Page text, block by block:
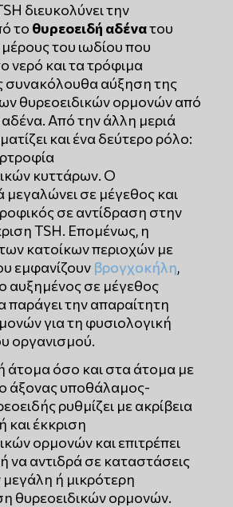
διευκολύνει την
το θυρεοειδή αδένατου
του ιωδίου που
νερό και τα τρόφιμα
συνακόλουθα αύξηση της
θυρεοειδικών ορμονών από
Από την άλλη μεριά
και ένα δεύτερο ρόλο:
κυττάρων. Ο
μεγαλώνει σε μέγεθος και
σε αντίδραση στην
TSH. Επομένως, η
κατοίκων περιοχών με
εμφανίζουν βρογχοκήλη,
αυξημένος σε μέγεθος
παράγει την απαραίτητη
για τη φυσιολογική
οργανισμού.
άτομα όσο και στα άτομα με
άξονας υποθάλαμος-
ρυθμίζει με ακρίβεια
έκκριση
ορμονών και επιτρέπει
να αντιδρά σε καταστάσεις
ή μικρότερη
θυρεοειδικών ορμονών.